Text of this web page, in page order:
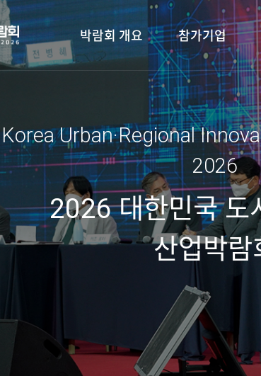
박람회 개요 참가기업
Korea Urban·Regional
2026
2026 대한민국 도
산업박람